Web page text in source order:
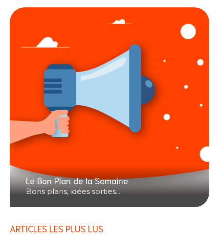
Le Bon Plan de la Semaine
Bons plans, idées sorties...
ARTICLES LES PLUS LUS